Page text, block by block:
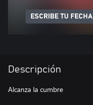
ESCRIBE TU
Descripción
Alcanza la cumbre